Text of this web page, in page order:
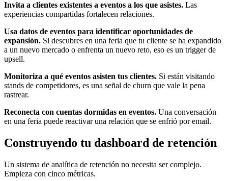
Invita a clientes existentes a eventos a los que asistes. Las
experiencias compartidas fortalecen relaciones.
Usa datos de eventos para identificar oportunidades de
expansión. Si descubres en una feria que tu cliente se ha expandido
a un nuevo mercado o enfrenta un nuevo reto, eso es un trigger de
upsell.
Monitoriza a qué eventos asisten tus clientes. Si están visitando
stands de competidores, es una señal de churn que vale la pena
rastrear.
Reconecta con cuentas dormidas en eventos. Una conversación
en una feria puede reactivar una relación que se enfrió por email.
Construyendo tu dashboard de retención
Un sistema de analítica de retención no necesita ser complejo.
Empieza con cinco métricas.